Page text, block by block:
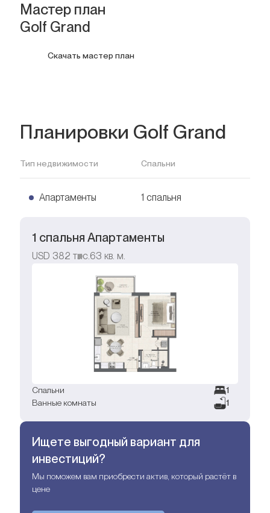
Мастер план
Golf Grand
Скачать мастер план
Планировки Golf Grand
Тип недвижимости Спальни
Апартаменты 1 спальня
1 спальня Апартаменты
USD 382 тыс.63 кв. м.
Спальни
1
Ванные комнаты
1
Ищете выгодный вариант для
инвестиций?
Мы поможем вам приобрести актив, который растёт в
цене